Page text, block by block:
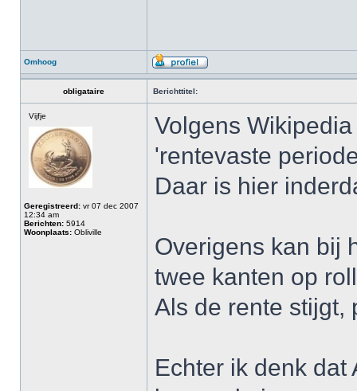
Omhoog
obligataire Berichttitel:
Vijfje
Geregistreerd: vr 07 dec 2007
12:34 am
Berichten: 5914
Woonplaats: Obliville
Volgens
'rentevaste
Daar is hier
Overigens kan bij
twee kanten op
Als de rente stijgt,
Echter ik denk dat